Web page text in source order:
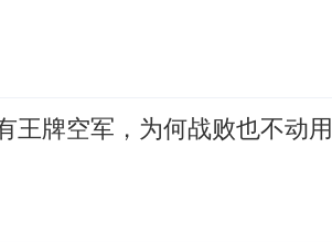
王牌空军，为何战败也不动用